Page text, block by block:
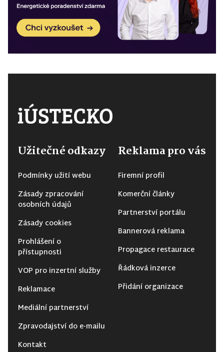
Užitečné odkazy
Podmínky užití webu
Zásady zpracování
osobních údajů
Zásady cookies
Prohlášení o
přístupnosti
VOP pro inzertní služby
Reklamace
Mediální partnerství
Zpravodajství do e-mailu
Kontakt
Reklama pro vás
Firemní profil
Komerční články
Partnerství portálu
Bannerová reklama
Propagace restaurace
Řádková inzerce
Přidání organizace